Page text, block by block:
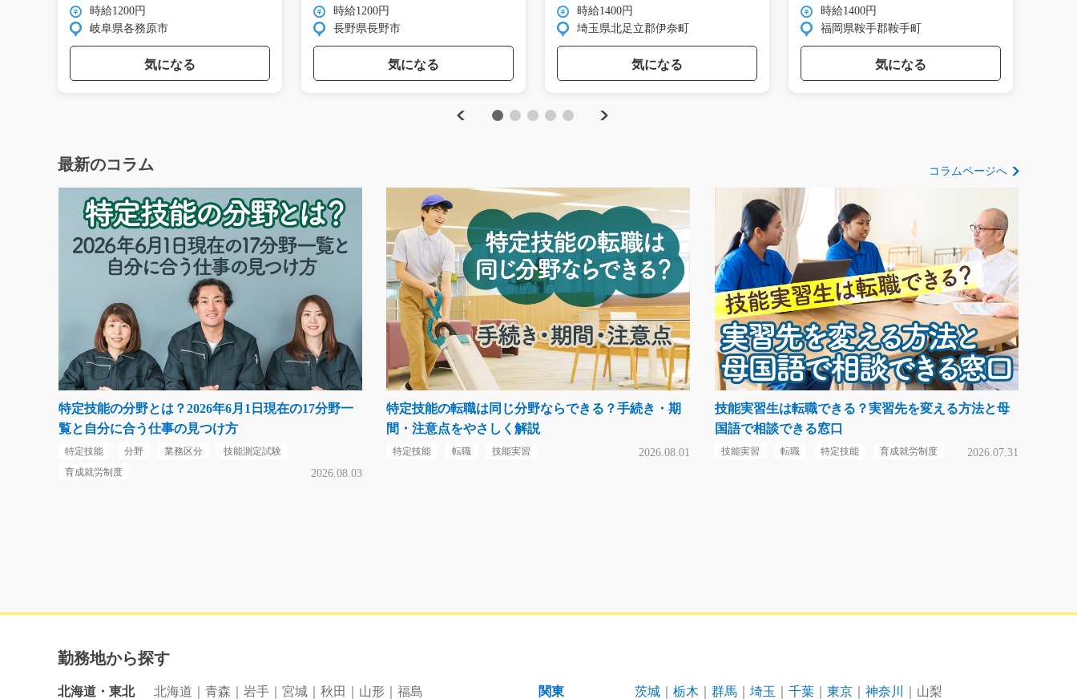
Previous
時給1200円
岐阜県各務原市
気になる
時給1200円
長野県長野市
気になる
時給1400円
埼玉県北足立郡伊奈町
気になる
時給1400円
福岡県鞍手郡鞍手町
気になる
Next
最新のコラム コラムページへ
特定技能の分野とは？2026年6月1日現在の17分野一
覧と自分に合う仕事の見つけ方
特定技能 分野 業務区分
技能測定試験
育成就労制度
2026.08.03
特定技能の転職は同じ分野ならできる？手続き・期
間・注意点をやさしく解説
特定技能 転職 技能実習 2026.08.01
技能実習生は転職できる？実習先を変える方法と母
国語で相談できる窓口
技能実習 転職 特定技能 育成就労制度 2026.07.31
勤務地から探す
北海道・東北 北海道 青森 岩手 宮城 秋田 山形 福島 関東 茨城 栃木 群馬 埼玉 千葉 東京 神奈川 山梨